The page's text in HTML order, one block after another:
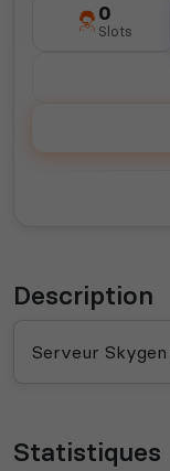
0
Slots
Description
Serveur
Statistiques